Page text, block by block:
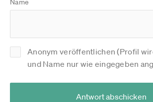
Name
Anonym veröffentlichen (Profil
und Name nur wie eingegeben
Antwort abschicken